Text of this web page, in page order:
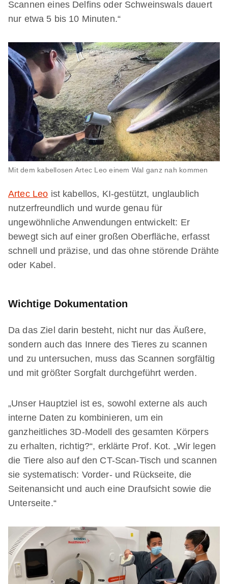
Scannen eines Delfins oder Schweinswals dauert
nur etwa 5 bis 10 Minuten.“
Mit dem kabellosen Artec Leo einem Wal ganz nah kommen
Artec Leo ist kabellos, KI-gestützt, unglaublich
nutzerfreundlich und wurde genau für
ungewöhnliche Anwendungen entwickelt: Er
bewegt sich auf einer großen Oberfläche, erfasst
schnell und präzise, und das ohne störende Drähte
oder Kabel.
Wichtige Dokumentation
Da das Ziel darin besteht, nicht nur das Äußere,
sondern auch das Innere des Tieres zu scannen
und zu untersuchen, muss das Scannen sorgfältig
und mit größter Sorgfalt durchgeführt werden.
„Unser Hauptziel ist es, sowohl externe als auch
interne Daten zu kombinieren, um ein
ganzheitliches 3D-Modell des gesamten Körpers
zu erhalten, richtig?“, erklärte Prof. Kot. „Wir legen
die Tiere also auf den CT-Scan-Tisch und scannen
sie systematisch: Vorder- und Rückseite, die
Seitenansicht und auch eine Draufsicht sowie die
Unterseite.“